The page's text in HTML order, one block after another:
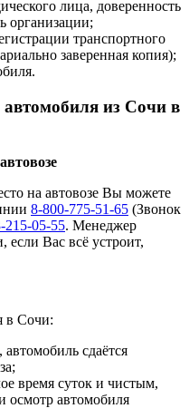
лица, доверенность
организации;
транспортного
заверенная копия);
автомобиля из Сочи в
на автовозе Вы можете
8-800-775-51-65 (Звонок
215-05-55. Менеджер
если Вас всё устроит,
в Сочи:
сдаётся
время суток и чистым,
осмотр автомобиля